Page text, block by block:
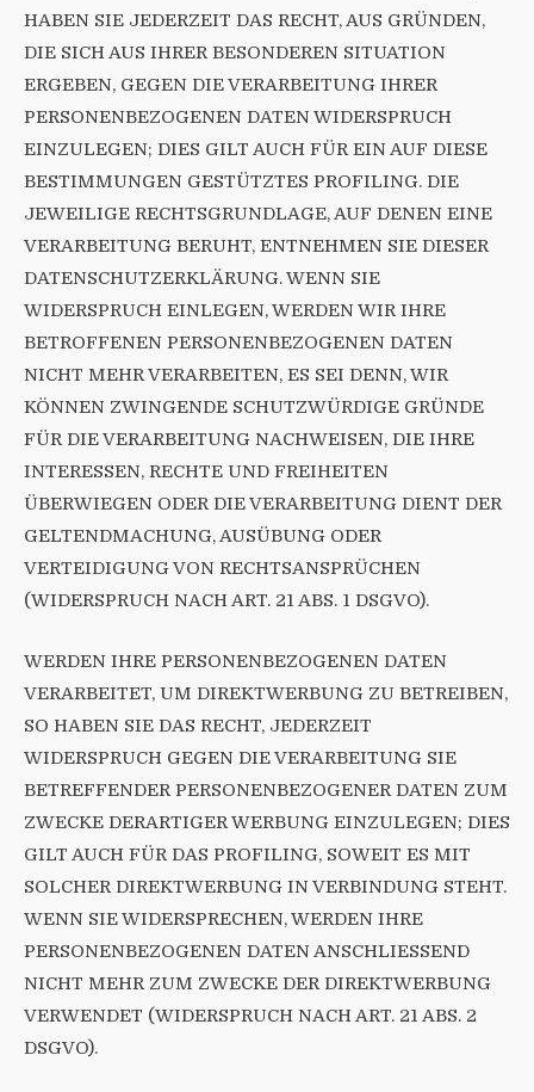
HABEN SIE JEDERZEIT DAS RECHT, AUS GRÜNDEN,
DIE SICH AUS IHRER BESONDEREN SITUATION
ERGEBEN, GEGEN DIE VERARBEITUNG IHRER
PERSONENBEZOGENEN DATEN WIDERSPRUCH
EINZULEGEN; DIES GILT AUCH FÜR EIN AUF DIESE
BESTIMMUNGEN GESTÜTZTES PROFILING. DIE
JEWEILIGE RECHTSGRUNDLAGE, AUF DENEN EINE
VERARBEITUNG BERUHT, ENTNEHMEN SIE DIESER
DATENSCHUTZERKLÄRUNG. WENN SIE
WIDERSPRUCH EINLEGEN, WERDEN WIR IHRE
BETROFFENEN PERSONENBEZOGENEN DATEN
NICHT MEHR VERARBEITEN, ES SEI DENN, WIR
KÖNNEN ZWINGENDE SCHUTZWÜRDIGE GRÜNDE
FÜR DIE VERARBEITUNG NACHWEISEN, DIE IHRE
INTERESSEN, RECHTE UND FREIHEITEN
ÜBERWIEGEN ODER DIE VERARBEITUNG DIENT DER
GELTENDMACHUNG, AUSÜBUNG ODER
VERTEIDIGUNG VON RECHTSANSPRÜCHEN
(WIDERSPRUCH NACH ART. 21 ABS. 1 DSGVO).
WERDEN IHRE PERSONENBEZOGENEN DATEN
VERARBEITET, UM DIREKTWERBUNG ZU BETREIBEN,
SO HABEN SIE DAS RECHT, JEDERZEIT
WIDERSPRUCH GEGEN DIE VERARBEITUNG SIE
BETREFFENDER PERSONENBEZOGENER DATEN ZUM
ZWECKE DERARTIGER WERBUNG EINZULEGEN; DIES
GILT AUCH FÜR DAS PROFILING, SOWEIT ES MIT
SOLCHER DIREKTWERBUNG IN VERBINDUNG STEHT.
WENN SIE WIDERSPRECHEN, WERDEN IHRE
PERSONENBEZOGENEN DATEN ANSCHLIESSEND
NICHT MEHR ZUM ZWECKE DER DIREKTWERBUNG
VERWENDET (WIDERSPRUCH NACH ART. 21 ABS. 2
DSGVO).